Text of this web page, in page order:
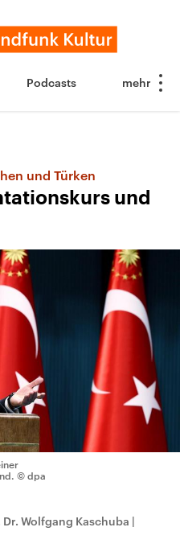
Podcasts
und Türken
und
© dpa
Wolfgang Kaschuba |